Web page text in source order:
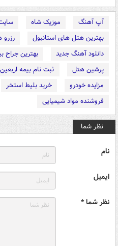
آپ آهنگ موزیک شاه
بهترین هتل های استانبول
رزرو
دانلود آهنگ جدید
بهترین جراح
پرشین هتل
ثبت نام بیمه اربعین
مزایده خودرو
خرید بلیط استخر
فروشنده مواد شیمیایی
نظر شما
نام
ایمیل
نظر شما *